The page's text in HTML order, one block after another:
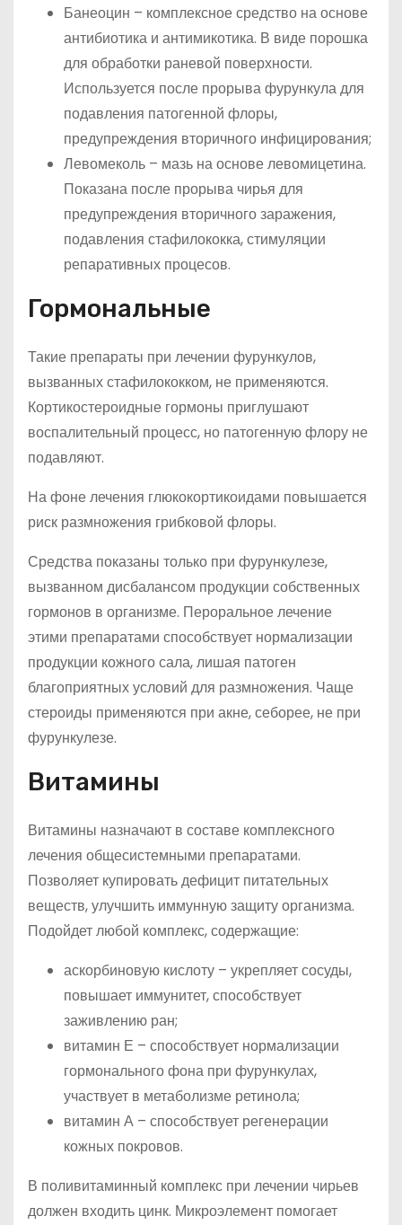
Банеоцин – комплексное средство на основе
антибиотика и антимикотика. В виде порошка
для обработки раневой поверхности.
Используется после прорыва фурункула для
подавления патогенной флоры,
предупреждения вторичного инфицирования;
Левомеколь – мазь на основе левомицетина.
Показана после прорыва чирья для
предупреждения вторичного заражения,
подавления стафилококка, стимуляции
репаративных процесов.
Гормональные
Такие препараты при лечении фурункулов,
вызванных стафилококком, не применяются.
Кортикостероидные гормоны приглушают
воспалительный процесс, но патогенную флору не
подавляют.
На фоне лечения глюкокортикоидами повышается
риск размножения грибковой флоры.
Средства показаны только при фурункулезе,
вызванном дисбалансом продукции собственных
гормонов в организме. Пероральное лечение
этими препаратами способствует нормализации
продукции кожного сала, лишая патоген
благоприятных условий для размножения. Чаще
стероиды применяются при акне, себорее, не при
фурункулезе.
Витамины
Витамины назначают в составе комплексного
лечения общесистемными препаратами.
Позволяет купировать дефицит питательных
веществ, улучшить иммунную защиту организма.
Подойдет любой комплекс, содержащие:
аскорбиновую кислоту – укрепляет сосуды,
повышает иммунитет, способствует
заживлению ран;
витамин Е – способствует нормализации
гормонального фона при фурункулах,
участвует в метаболизме ретинола;
витамин А – способствует регенерации
кожных покровов.
В поливитаминный комплекс при лечении чирьев
должен входить цинк. Микроэлемент помогает